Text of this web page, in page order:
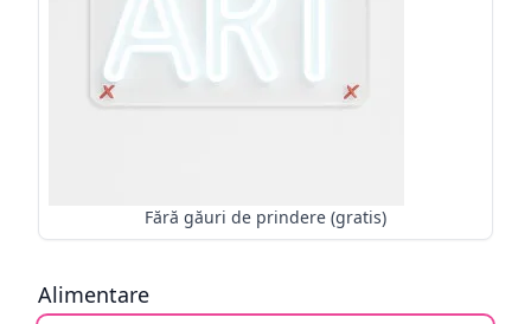
Fără găuri de prindere (gratis)
Alimentare